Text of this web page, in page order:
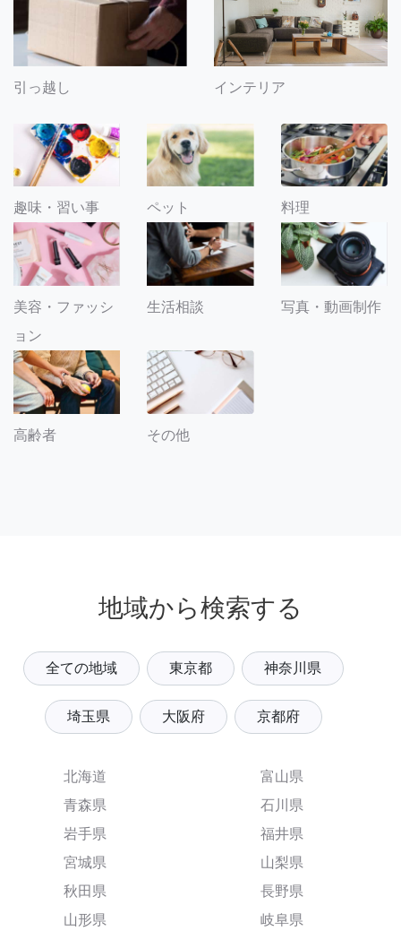
引っ越し インテリア
趣味・習い事 ペット 料理
美容・ファッシ
ョン
生活相談 写真・動画制作
高齢者 その他
地域から検索する
全ての地域 東京都 神奈川県
埼玉県 大阪府 京都府
北海道
青森県
岩手県
宮城県
秋田県
山形県
富山県
石川県
福井県
山梨県
長野県
岐阜県